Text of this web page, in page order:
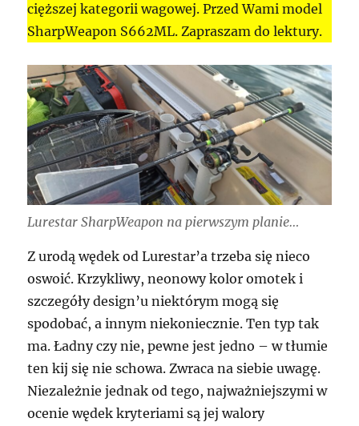
cięższej kategorii wagowej. Przed Wami model
SharpWeapon S662ML. Zapraszam do lektury.
Lurestar SharpWeapon na pierwszym planie…
Z urodą wędek od Lurestar’a trzeba się nieco
oswoić. Krzykliwy, neonowy kolor omotek i
szczegóły design’u niektórym mogą się
spodobać, a innym niekoniecznie. Ten typ tak
ma. Ładny czy nie, pewne jest jedno – w tłumie
ten kij się nie schowa. Zwraca na siebie uwagę.
Niezależnie jednak od tego, najważniejszymi w
ocenie wędek kryteriami są jej walory